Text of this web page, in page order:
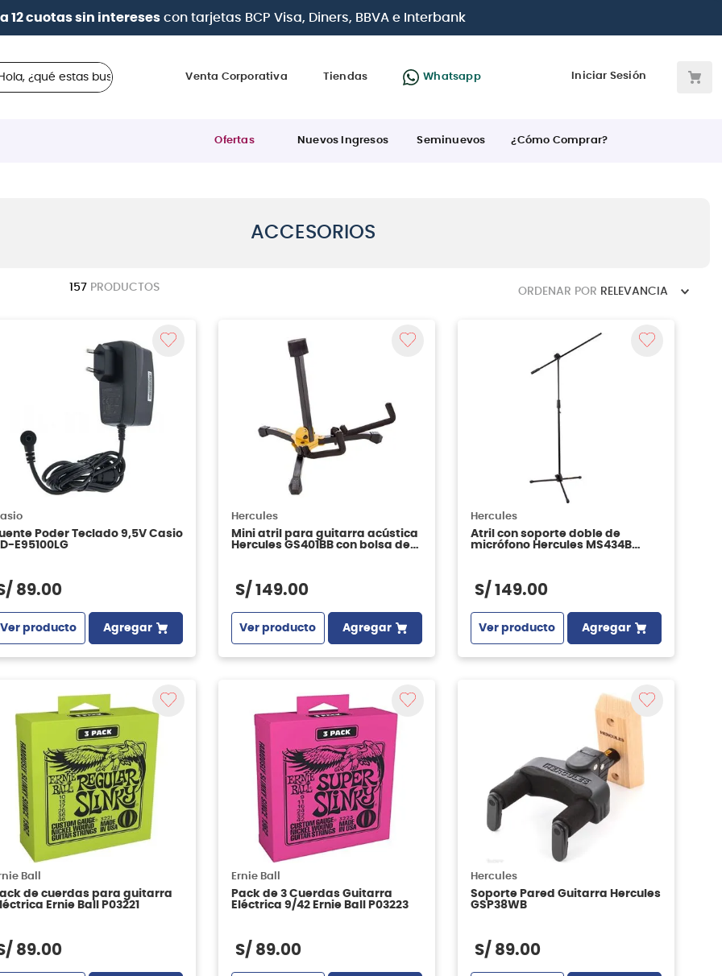
12 cuotas sin interesescon tarjetas BCP Visa, Diners, BBVA e Interbank
estas buscando?
Venta Corporativa Tiendas Whatsapp Iniciar Sesión
Ofertas Nuevos Ingresos Seminuevos ¿Cómo Comprar?
ACCESORIOS
157 PRODUCTOS ORDENAR POR RELEVANCIA
Poder Teclado 9,5V Casio
E95100LG
89.00
Ver producto Agregar
Hercules
Mini atril para guitarra acústica
Hercules GS401BB con bolsa de
S/ 149.00
Ver producto Agregar
Hercules
Atril con soporte doble de
micrófono Hercules MS434B
S/ 149.00
Ver producto Agregar
Ball
de cuerdas para guitarra
Ernie Ball P03221
89.00
Ernie Ball
Pack de 3 Cuerdas Guitarra
Eléctrica 9/42 Ernie Ball P03223
S/ 89.00
Hercules
Soporte Pared Guitarra Hercules
GSP38WB
S/ 89.00